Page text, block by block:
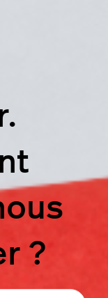
?